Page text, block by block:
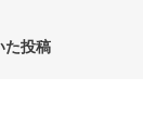
た投稿